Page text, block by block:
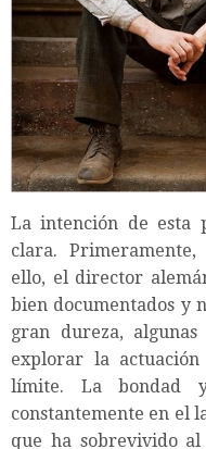
La intención de esta
clara.
ello, el director
bien documentados y
gran dureza,
explorar la
límite. La bondad
constantemente en el
que ha sobrevivido